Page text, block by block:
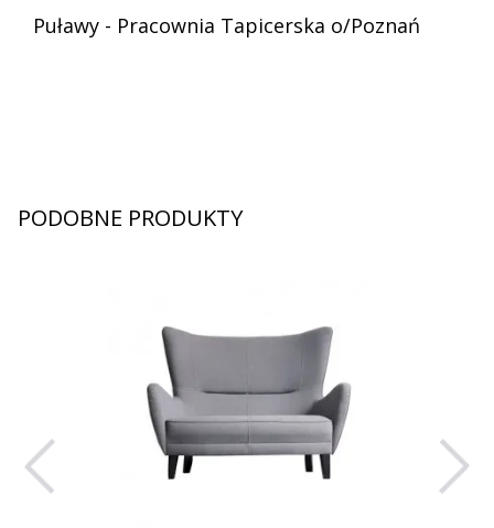
Puławy - Pracownia Tapicerska o/Poznań
PODOBNE PRODUKTY